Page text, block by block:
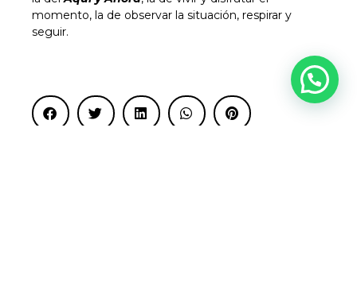
momento, la de observar la situación, respirar y
seguir.